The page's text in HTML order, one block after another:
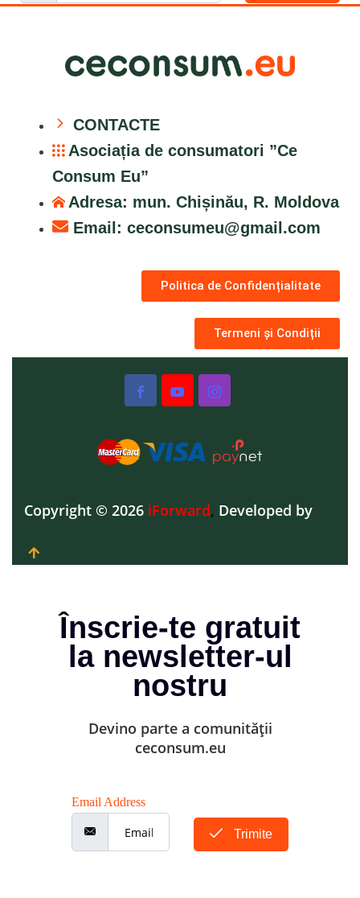
CONTACTE
Asociația de consumatori ”Ce
Consum Eu”
Adresa: mun. Chișinău, R. Moldova
Email: ceconsumeu@gmail.com
Politica de Confidențialitate
Termeni și Condiții
Copyright © 2026 iForward, Developed by
Înscrie-te gratuit
la newsletter-ul
nostru
Devino parte a comunității
ceconsum.eu
Email Address
Trimite